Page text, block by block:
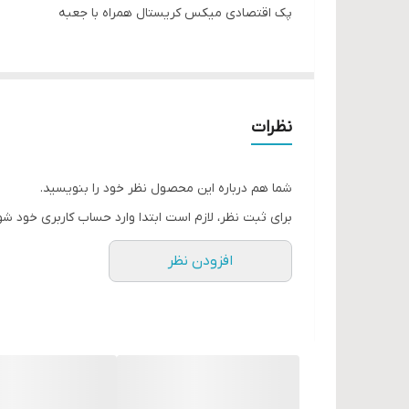
پک اقتصادی میکس کریستال همراه با جعبه
نظرات
شما هم درباره این محصول نظر خود را بنویسید.
برای ثبت نظر، لازم است ابتدا وارد حساب کاربری خود
افزودن نظر